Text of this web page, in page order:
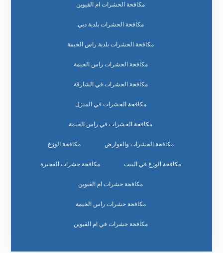
مكافحة الحشرات ام القيوين
مكافحة الحشرات بلدية دبي
مكافحة الحشرات بلدية راس الخيمة
مكافحة الحشرات راس الخيمة
مكافحة الحشرات في الشارقة
مكافحة الحشرات في المنزل
مكافحة الحشرات في راس الخيمة
مكافحة الحشرات والقوارض مكافحة الوزغ
مكافحة الوزغ في البيت مكافحة حشرات الفجيرة
مكافحة حشرات ام القيوين
مكافحة حشرات راس الخيمة
مكافحة حشرات في ام القيوين